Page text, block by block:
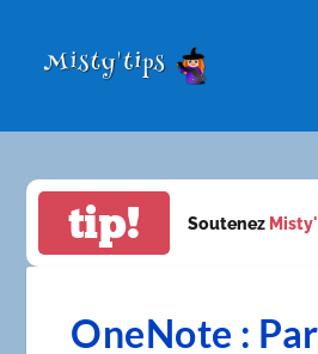
tip! Soutenez
OneNote :